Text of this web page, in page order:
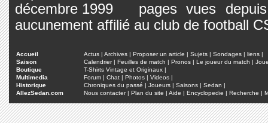
pages vues
aucunement affilié au club de football
Accueil Actus | Archives | Proposer un article | Sujets | Sondages | liens |
Saison
Calendrier| Feuilles de match | Pronos | Le joueur du match |
Boutique
T-Shirts Vintage et Originaux |
Multimedia
Forum | Chat | Photos | Videos |
Historique
Chroniques du passé | Joueurs | Saisons | Sedan |
AllezSedan.com
Nous contacter| Plan du site | Aide | Encyclopedie | Recherche |